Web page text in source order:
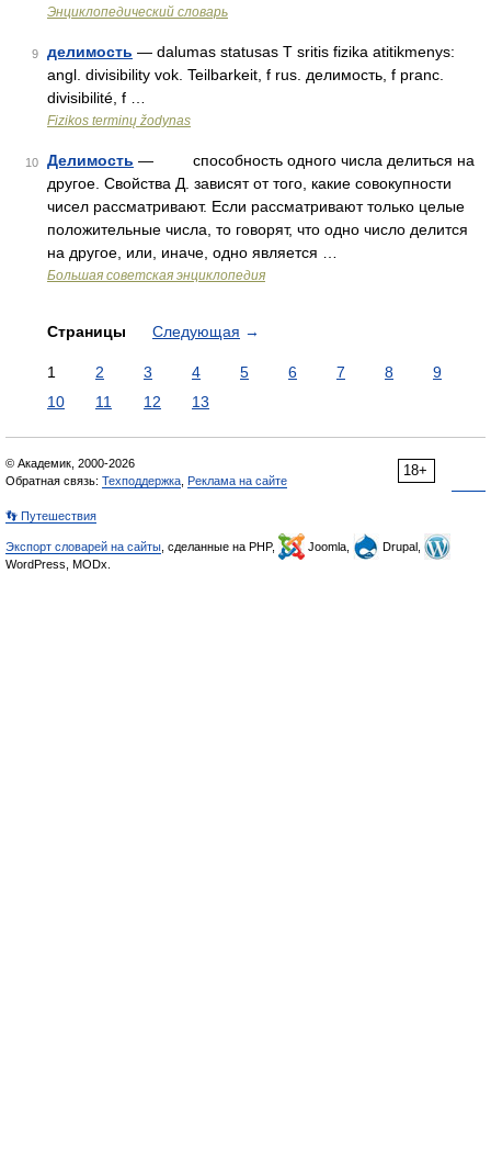
Энциклопедический словарь
9 делимость — dalumas statusas T sritis fizika atitikmenys:
angl. divisibility vok. Teilbarkeit, f rus. делимость, f pranc.
divisibilité, f …
Fizikos terminų žodynas
10 Делимость — способность одного числа делиться на
другое. Свойства Д. зависят от того, какие совокупности
чисел рассматривают. Если рассматривают только целые
положительные числа, то говорят, что одно число делится
на другое, или, иначе, одно является …
Большая советская энциклопедия
Страницы Следующая →
1 2 3 4 5 6 7 8
9
10
11 12 13
18+
© Академик, 2000-2026
Обратная связь: Техподдержка Реклама на сайте
👣 Путешествия
Экспорт словарей на сайты , сделанные на PHP, Joomla,
Drupal,
WordPress, MODx.